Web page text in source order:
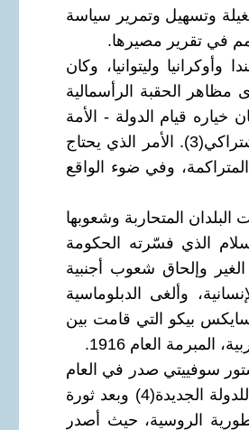
وتسهيل وتمرير سياسة
في تقرير مصيرها.
وأوكرانيا وليتوانيا، وكان
مظاهر الحقبة الرأسمالية
خياره قيام الدولة - الأمة
التي هي الخطوة الحيوية للوصول إلى بناء المجتمع الاشتراكي(3). الأمر الذي يحتاج
وفي ضوء الواقع
المتحاربة وشعوبها
الذي فسّرته الحكومة
وإلحاق شعوب أجنبية
وألغى الدبلوماسية
سايكس بيكو التي قامت بين
العام 1916.
سوفييتي صدر في العام
1918 باعتباره ركناً أساسياً من أركان المبادئ القانونية للدولة الجديدة(4) وبعد ثورة
الروسية، حيث أصدر